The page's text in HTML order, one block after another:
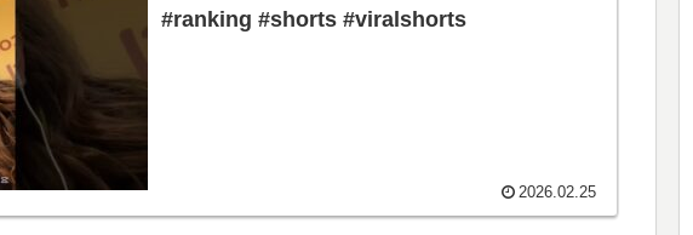
#ranking #shorts #viralshorts
2026.02.25